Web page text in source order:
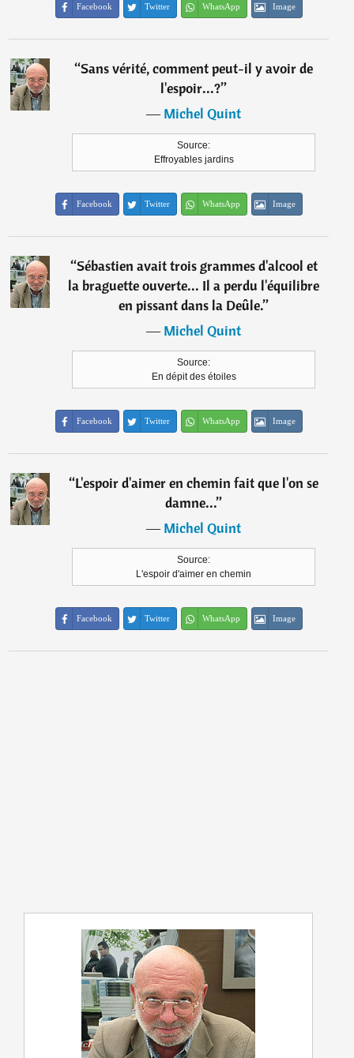
Facebook Twitter WhatsApp Image
“Sans vérité, comment peut-il y avoir de
l'espoir...?”
―Michel Quint
Source:
Effroyables jardins
Facebook Twitter WhatsApp Image
“Sébastien avait trois grammes d'alcool et
la braguette ouverte... Il a perdu l'équilibre
en pissant dans la Deûle.”
―Michel Quint
Source:
En dépit des étoiles
Facebook Twitter WhatsApp Image
“L'espoir d'aimer en chemin fait que l'on se
damne...”
―Michel Quint
Source:
L'espoir d'aimer en chemin
Facebook Twitter WhatsApp Image